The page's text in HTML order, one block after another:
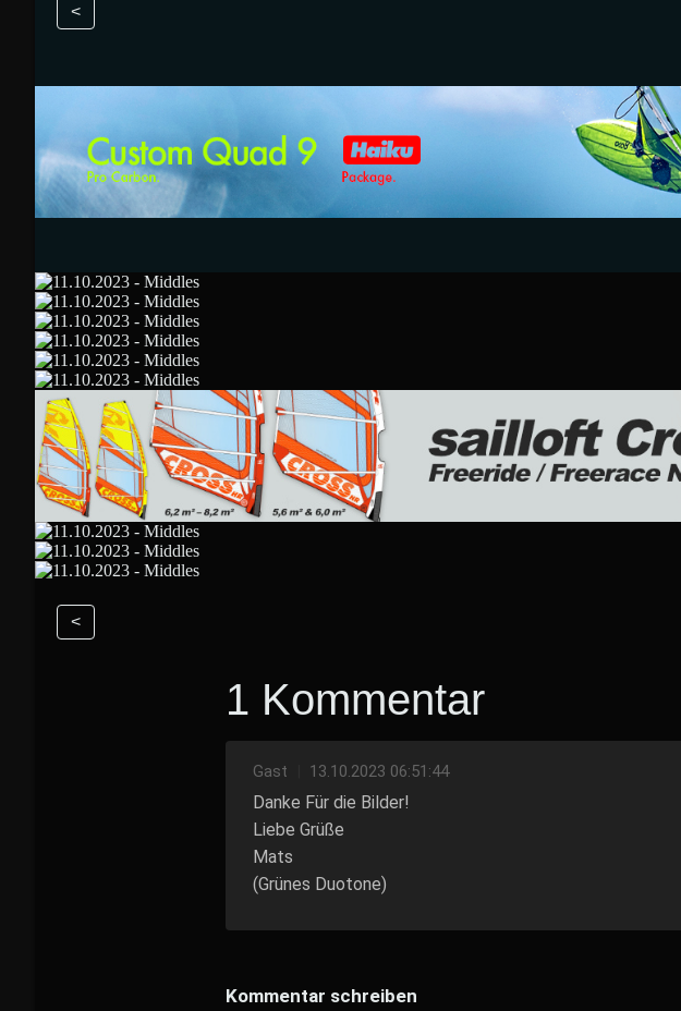
<
<
1 Kommentar
Gast 13.10.2023 06:51:44
Danke Für die Bilder!
Liebe Grüße
Mats
(Grünes Duotone)
Kommentar schreiben